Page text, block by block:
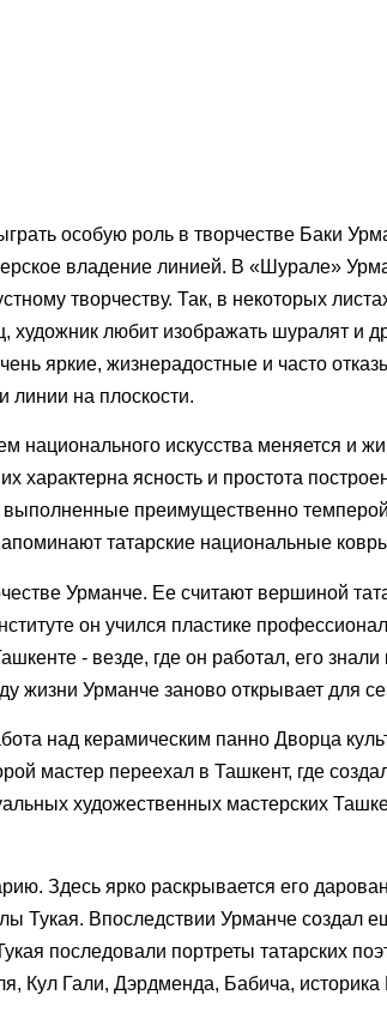
особую роль в творчестве Баки
владение линией. В «Шурале»
творчеству. Так, в некоторых
любит изображать шуралят и
яркие, жизнерадостные и часто
линии на плоскости.
национального искусства меняется и
характерна ясность и простота
преимущественно
татарские национальные
Урманче. Ее считают вершиной
он учился пластике
- везде, где он работал, его
жизни Урманче заново открывает для
над керамическим панно Дворца
мастер переехал в Ташкент, где
художественных мастерских
Здесь ярко раскрывается его
Тукая. Впоследствии Урманче создал
последовали портреты татарских
Кул Гали, Дэрдменда, Бабича,